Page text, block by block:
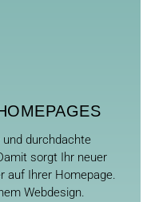
durchdachte
sorgt Ihr neuer
auf Ihrer Homepage.
Webdesign.